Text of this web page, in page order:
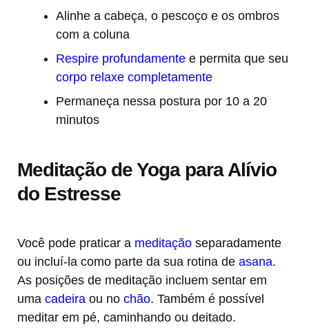
Alinhe a cabeça, o pescoço e os ombros
com a coluna
Respire profundamente e permita que seu
corpo relaxe completamente
Permaneça nessa postura por 10 a 20
minutos
Meditação de Yoga para Alívio
do Estresse
Você pode praticar a meditação separadamente
ou incluí-la como parte da sua rotina de asana.
As posições de meditação incluem sentar em
uma cadeira ou no chão. Também é possível
meditar em pé, caminhando ou deitado.